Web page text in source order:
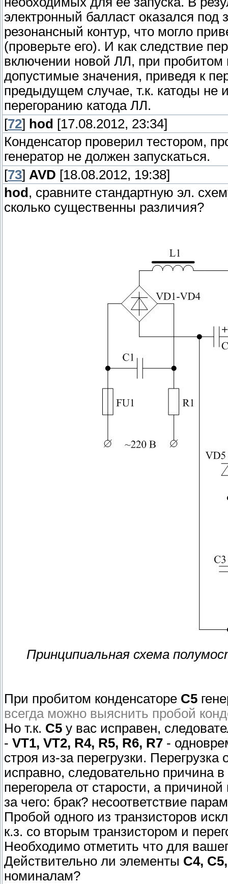
электронный балласт оказался под
резонансный контур, что могло
(проверьте его). И как следствие
включении новой ЛЛ, при пробитом
допустимые значения, приведя к
предыдущем случае, т.к. катоды не
перегоранию катода ЛЛ.
[72] hod [17.08.2012, 23:34]
Конденсатор проверил тестором,
генератор не должен запускаться.
[73] AVD [18.08.2012, 19:38]
hod , сравните стандартную эл.
сколько существенны различия?
Принципиальная схема
При пробитом конденсаторе С5
всегда можно выяснить пробой
Но т.к. С5 у вас исправен,
- VT1, VT2, R4, R5, R6, R7 -
строя из-за перегрузки. Перегрузка
исправно, следовательно причина в
перегорела от старости, а
за чего: брак? несоответствие
Пробой одного из транзисторов
к.з. со вторым транзистором и
Необходимо отметить что для
Действительно ли элементы C4,
номиналам?